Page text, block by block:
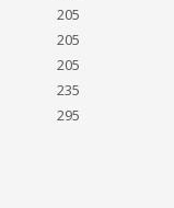
205
205
205
235
295